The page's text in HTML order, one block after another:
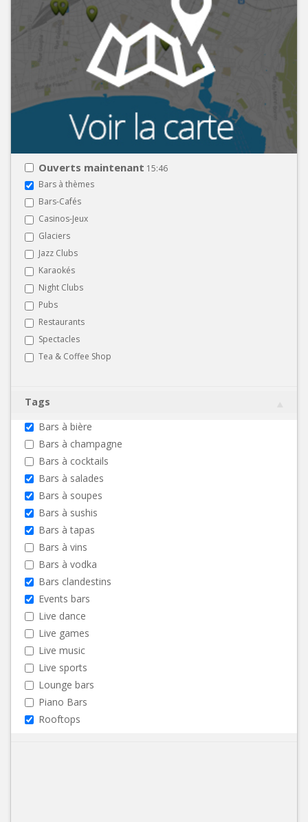
Ouverts maintenant 15:46
Bars à thèmes
Bars-Cafés
Casinos-Jeux
Glaciers
Jazz Clubs
Karaokés
Night Clubs
Pubs
Restaurants
Spectacles
Tea & Coffee Shop
Tags
Bars à bière
Bars à champagne
Bars à cocktails
Bars à salades
Bars à soupes
Bars à sushis
Bars à tapas
Bars à vins
Bars à vodka
Bars clandestins
Events bars
Live dance
Live games
Live music
Live sports
Lounge bars
Piano Bars
Rooftops